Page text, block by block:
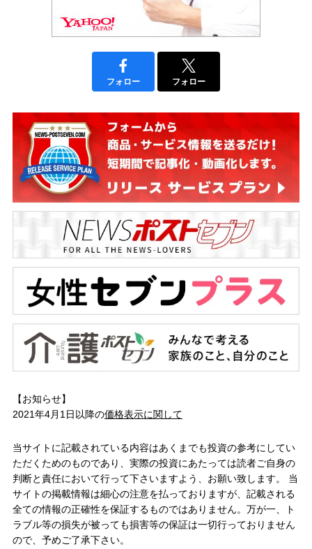
フォロー フォロー
【お知らせ】
2021年4月1日以降の価格表示に関して
当サイトに記載されている内容はあくまでも投資の参考にしてい
ただくためのものであり、実際の投資にあたっては読者ご自身の
判断と責任において行って下さいますよう、お願い致します。 当
サイトの掲載情報は細心の注意を払っておりますが、記載される
全ての情報の正確性を保証するものではありません。万が一、ト
ラブル等の損失が被っても損害等の保証は一切行っておりません
ので、予めご了承下さい。